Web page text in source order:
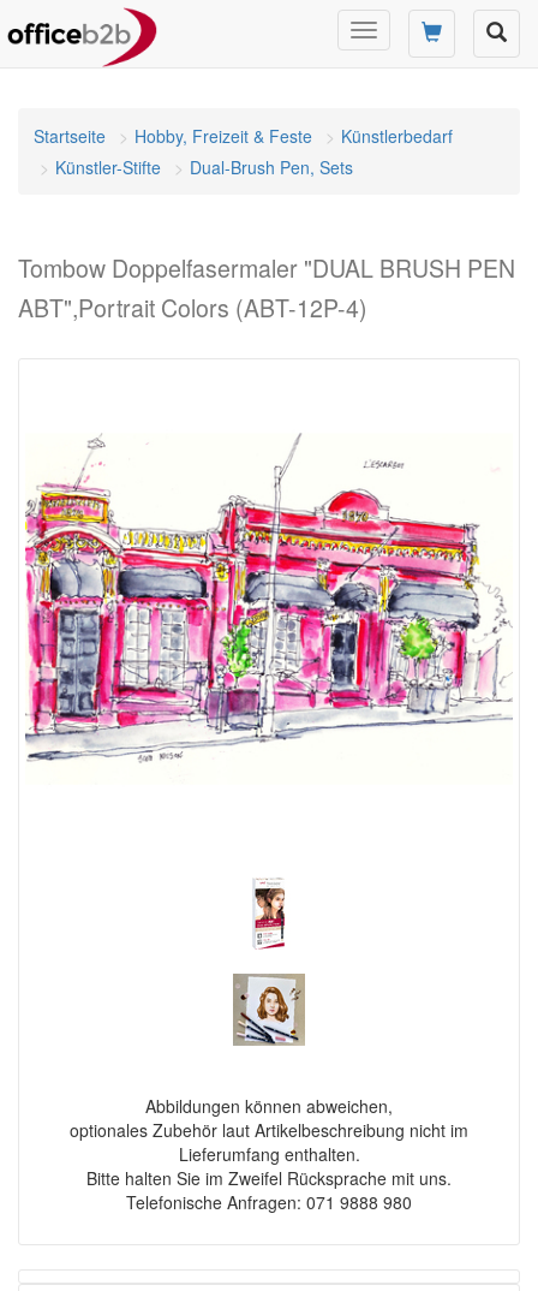
Navigation
umschalten
Startseite Hobby, Freizeit & Feste
Künstlerbedarf
Künstler-Stifte
Dual-Brush Pen, Sets
Tombow Doppelfasermaler "DUAL BRUSH PEN
ABT",Portrait Colors (ABT-12P-4)
Abbildungen können abweichen,
optionales Zubehör laut Artikelbeschreibung nicht im
Lieferumfang enthalten.
Bitte halten Sie im Zweifel Rücksprache mit uns.
Telefonische Anfragen: 071 9888 980